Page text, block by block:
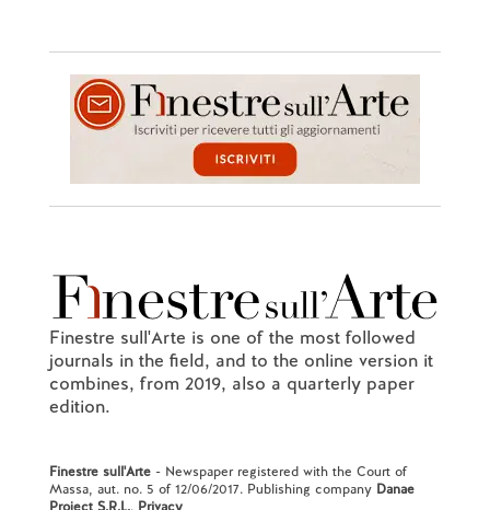
Finestre sull'Arte is one of the most followed
journals in the field, and to the online version it
combines, from 2019, also a quarterly paper
edition.
Finestre sull'Arte- Newspaper registered with the Court of
Massa, aut. no. 5 of 12/06/2017. Publishing company Danae
Project S.R.L.. Privacy